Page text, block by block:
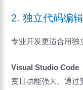
2. 独立代码编
专业开发更适合用独
Visual Studio Code
费且功能强大。通过